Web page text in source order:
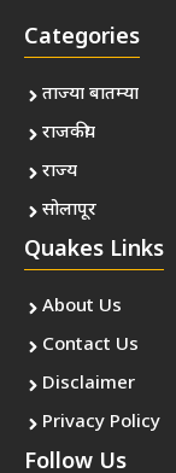
Categories
ताज्या बातम्या
राजकीय
राज्य
सोलापूर
Quakes Links
About Us
Contact Us
Disclaimer
Privacy Policy
Follow Us